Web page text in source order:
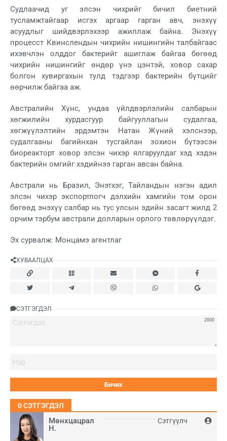
Мөнхцацрал
Н.
Сэтгүүлч
Судлаачид уг элсэн чихрийг бичил биетний
тусламжтайгаар исгэх аргаар гарган авч, энэхүү
асуудлыг шийдвэрлэхээр ажиллаж байна. Энэхүү
процесст Квинслендын чихрийн нишингийн талбайгаас
ихэвчлэн олддог бактерийг ашиглаж байгаа бөгөөд
чихрийн нишингийг өндөр үнэ цэнтэй, ховор сахар
болгон хувиргахын тулд тэдгээр бактерийн бүтцийг
өөрчилж байгаа аж.
Австралийн Хүнс, ундаа үйлдвэрлэлийн салбарын
хөгжилийн хурдасгуур байгууллагын судалгаа,
хөгжүүлэлтийн эрдэмтэн Натан Жүний хэлснээр,
судалгааны багийнхан тусгайлан зохион бүтээсэн
биореакторт ховор элсэн чихэр ялгаруулдаг хэд хэдэн
бактерийн омгийг хэдийнээ гарган авсан байна.
Австрали нь Бразил, Энэтхэг, Тайландын нэгэн адил
элсэн чихэр экспортлогч дэлхийн хамгийн том орон
бөгөөд энэхүү салбар нь тус улсын эдийн засагт жилд 2
орчим тэрбум австрали долларын орлого төвлөрүүлдэг.
Эх сурвалж: Монцамэ агентлаг
ХУВААЛЦАХ
СЭТГЭГДЭЛ
2000
0СЭТГЭГДЭЛ